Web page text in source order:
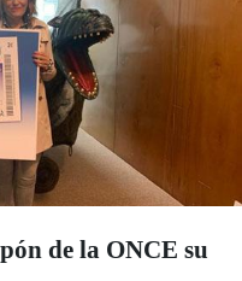
de la ONCE su